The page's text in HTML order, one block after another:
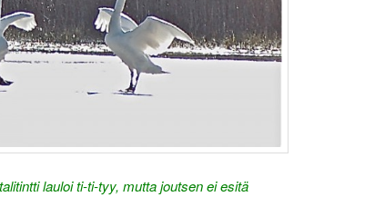
lauloi ti-ti-tyy, mutta joutsen ei esitä